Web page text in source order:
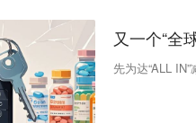
又一个“全
先为达“ALL